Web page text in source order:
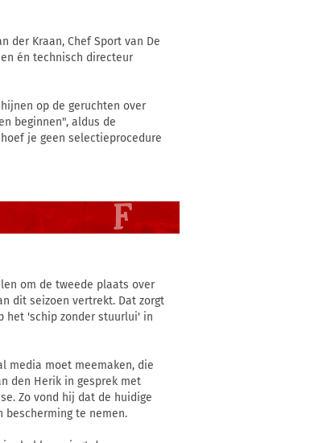
der Kraan, Chef Sport van De
én technisch directeur
op de geruchten over
beginnen", aldus de
je geen selectieprocedure
om de tweede plaats over
dit seizoen vertrekt. Dat zorgt
het 'schip zonder stuurlui' in
media moet meemaken, die
den Herik in gesprek met
Zo vond hij dat de huidige
bescherming te nemen.